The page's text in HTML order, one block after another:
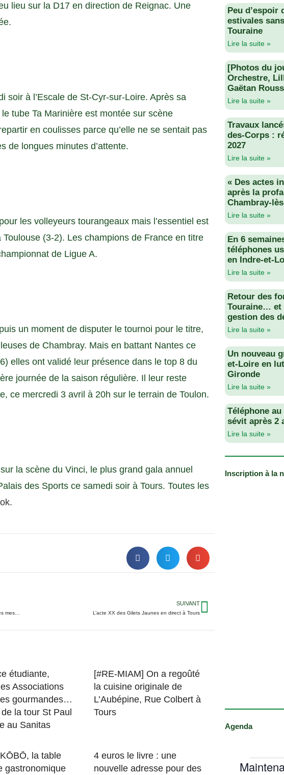
lieu sur la D17 en direction de Reignac. Une
soir à l’Escale de St-Cyr-sur-Loire. Après sa
tube Ta Marinière est montée sur scène
en coulisses parce qu’elle ne se sentait pas
de longues minutes d’attente.
les volleyeurs tourangeaux mais l’essentiel est
(3-2). Les champions de France en titre
de Ligue A.
un moment de disputer le tournoi pour le titre,
de Chambray. Mais en battant Nantes ce
elles ont validé leur présence dans le top 8 du
journée de la saison régulière. Il leur reste
ce mercredi 3 avril à 20h sur le terrain de Toulon.
la scène du Vinci, le plus grand gala annuel
des Sports ce samedi soir à Tours. Toutes les
SUIVANT
L’acte XX des Gilets Jaunes en direct à Tours
étudiante,
Associations
gourmandes…
la tour St Paul
au Sanitas
[#RE-MIAM] On a regoûté
la cuisine originale de
L’Aubépine, Rue Colbert à
Tours
la table
gastronomique
4 euros le livre : une
nouvelle adresse pour des
Peu d’espoir
estivales
Touraine
Lire la suite »
[Photos du
Orchestre,
Gaëtan
Lire la suite »
Travaux
des-Corps :
2027
Lire la suite »
« Des actes
après la
Chambray-
Lire la suite »
En 6
téléphones
en Indre-et-
Lire la suite »
Retour des
Touraine… et
gestion des
Lire la suite »
Un nouveau
et-Loire en
Gironde
Lire la suite »
Téléphone
sévit après 2
Lire la suite »
Inscription à la
Agenda